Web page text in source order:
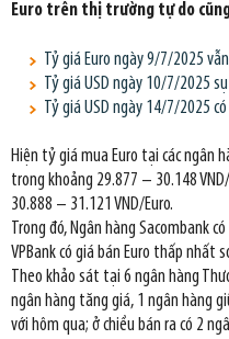
Euro trên thị trường tự do
Tỷ giá Euro ngày 9/7/2025
Tỷ giá USD ngày 10/7/2025
Tỷ giá USD ngày 14/7/2025
Hiện tỷ giá mua Euro tại các ngân
trong khoảng 29.877 – 30.148
30.888 – 31.121 VND/Euro.
Trong đó, Ngân hàng Sacombank
VPBank có giá bán Euro thấp nhất
Theo khảo sát tại 6 ngân hàng
ngân hàng tăng giá, 1 ngân hàng
với hôm qua; ở chiều bán ra có 2